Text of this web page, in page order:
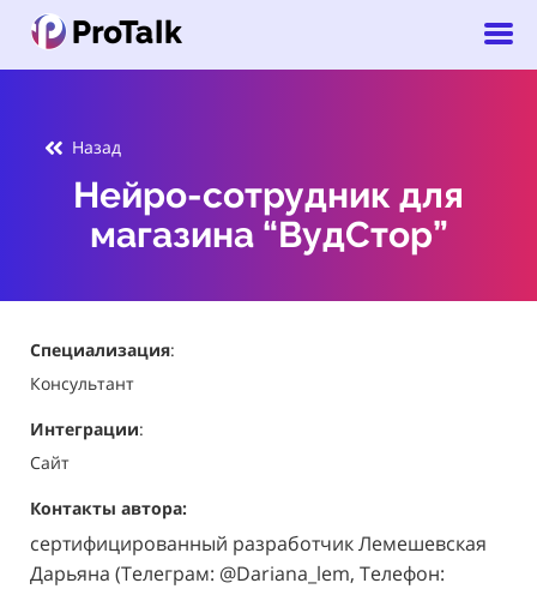
Назад
Нейро-сотрудник для
магазина “ВудСтор”
Специализация:
Консультант
Интеграции:
Сайт
Контакты автора:
сертифицированный разработчик Лемешевская
Дарьяна (Телеграм: @Dariana_lem, Телефон: